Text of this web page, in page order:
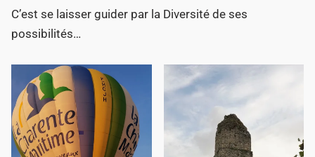
C’est se laisser guider par la Diversité de ses
possibilités…